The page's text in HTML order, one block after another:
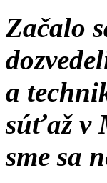
Začalo
a
súťaž v
sme sa